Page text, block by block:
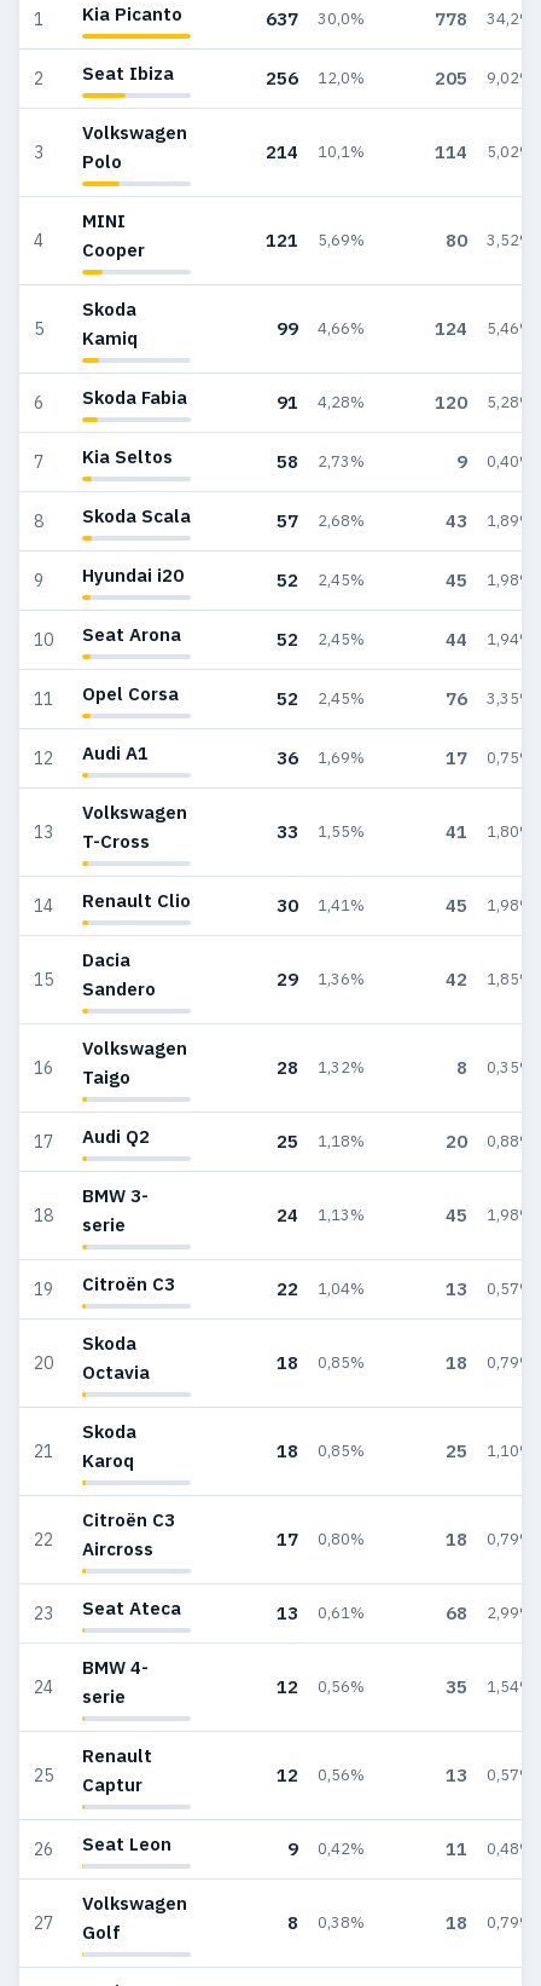
1 Kia Picanto 637 30,0% 778 34,2%
2 Seat Ibiza 256 12,0% 205 9,02%
3
Volkswagen
Polo
214 10,1% 114 5,02%
4
MINI
Cooper
121 5,69% 80 3,52%
5
Skoda
Kamiq
99 4,66% 124 5,46%
6 Skoda Fabia 91 4,28% 120 5,28%
7 Kia Seltos 58 2,73% 9 0,40%
8 Skoda Scala 57 2,68% 43 1,89%
9 Hyundai i20 52 2,45% 45 1,98%
10 Seat Arona 52 2,45% 44 1,94%
11 Opel Corsa 52 2,45% 76 3,35%
12 Audi A1 36 1,69% 17 0,75%
13
Volkswagen
T-Cross
33 1,55% 41 1,80%
14 Renault Clio 30 1,41% 45 1,98%
15
Dacia
Sandero
29 1,36% 42 1,85%
16
Volkswagen
Taigo
28 1,32% 8 0,35%
17 Audi Q2 25 1,18% 20 0,88%
18
BMW 3-
serie
24 1,13% 45 1,98%
19 Citroën C3 22 1,04% 13 0,57%
20
Skoda
Octavia
18 0,85% 18 0,79%
21
Skoda
Karoq
18 0,85% 25 1,10%
22
Citroën C3
Aircross
17 0,80% 18 0,79%
23 Seat Ateca 13 0,61% 68 2,99%
24
BMW 4-
serie
12 0,56% 35 1,54%
25
Renault
Captur
12 0,56% 13 0,57%
26 Seat Leon 9 0,42% 11 0,48%
27
Volkswagen
Golf
8 0,38% 18 0,79%